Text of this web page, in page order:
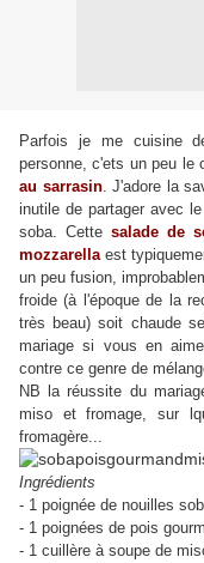
Parfois je me cuisine
personne, c'ets un peu le
au sarrasin. J'adore la
inutile de partager avec
soba. Cette salade de
mozzarellaest
un peu fusion,
froide (à l'époque de la
très beau) soit chaude
mariage si vous en
contre ce genre de
NB la réussite du
miso et fromage, sur
fromagère...
Ingrédients
- 1 poignée de nouilles
- 1 poignées de pois
- 1 cuillère à soupe de